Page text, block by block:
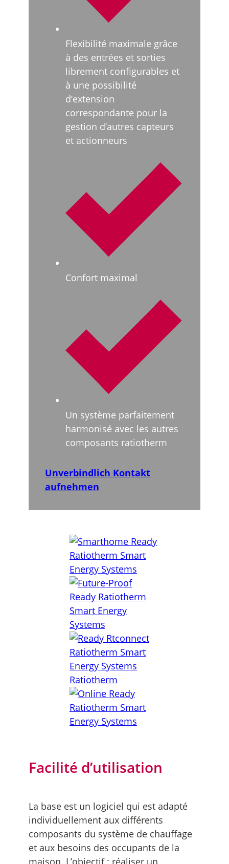
Flexibilité maximale grâce
à des entrées et sorties
librement configurables et
à une possibilité
d’extension
correspondante pour la
gestion d’autres capteurs
et actionneurs
Confort maximal
Un système parfaitement
harmonisé avec les autres
composants ratiotherm
Unverbindlich Kontakt
aufnehmen
Facilité d’utilisation
La base est un logiciel qui est adapté
individuellement aux différents
composants du système de chauffage
et aux besoins des occupants de la
maison. L’objectif : réaliser un